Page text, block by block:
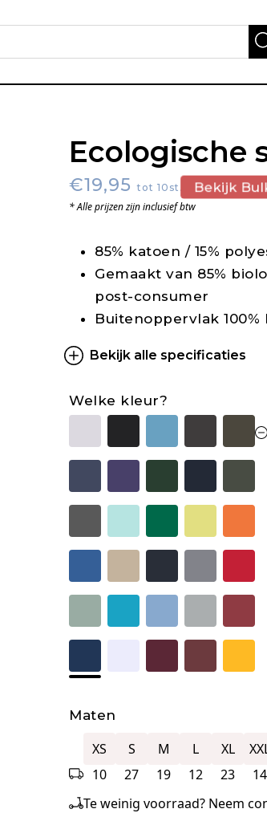
Ecologische
€19,95tot 10st. Bekijk
* Alle prijzen zijn inclusief btw
85% katoen / 15%
Gemaakt van 85%
post-consumer
Buitenoppervlak 100%
Bekijk alle specificaties
Welke kleur?
Maten
XS
10
S
27
M
19
L
12
XL
23
14
Te weinig voorraad? Neem